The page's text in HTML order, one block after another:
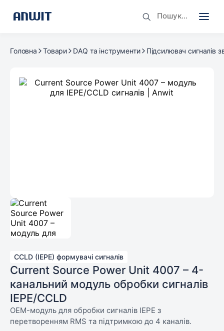
Головна Товари DAQ та інструменти Підсилювач сигналів
CCLD (IEPE) формувачі сигналів
Current Source Power Unit 4007 – 4-
канальний модуль обробки сигналів
IEPE/CCLD
OEM-модуль для обробки сигналів IEPE з
перетворенням RMS та підтримкою до 4 каналів.